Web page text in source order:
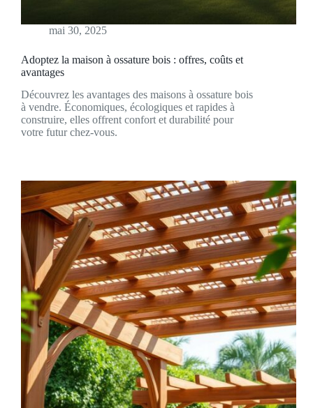
mai 30, 2025
Adoptez la maison à ossature bois : offres, coûts et
avantages
Découvrez les avantages des maisons à ossature bois
à vendre. Économiques, écologiques et rapides à
construire, elles offrent confort et durabilité pour
votre futur chez-vous.